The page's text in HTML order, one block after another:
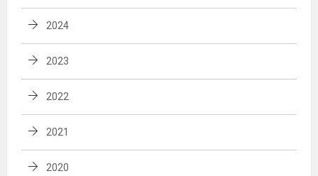
2024
2023
2022
2021
2020